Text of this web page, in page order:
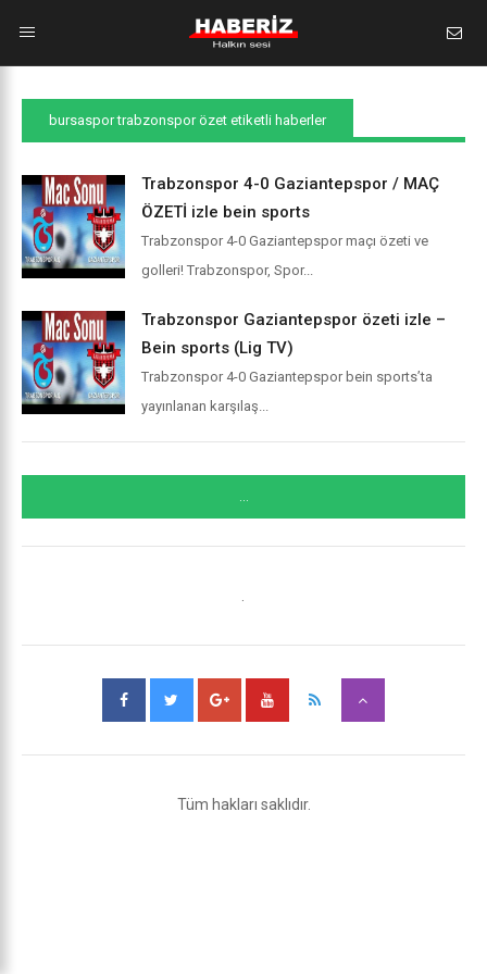
bursaspor trabzonspor özet etiketli haberler
Trabzonspor 4-0 Gaziantepspor / MAÇ
ÖZETİ izle bein sports
Trabzonspor 4-0 Gaziantepspor maçı özeti ve
golleri! Trabzonspor, Spor...
Trabzonspor Gaziantepspor özeti izle –
Bein sports (Lig TV)
Trabzonspor 4-0 Gaziantepspor bein sports’ta
yayınlanan karşılaş...
...
Tüm hakları saklıdır.